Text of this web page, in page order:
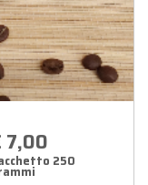
7,00
250